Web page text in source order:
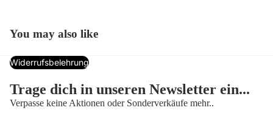
You may also like
Widerrufsbelehrung
Trage dich in unseren Newsletter ein...
Verpasse keine Aktionen oder Sonderverkäufe mehr..
Widerrufsrecht
AGB